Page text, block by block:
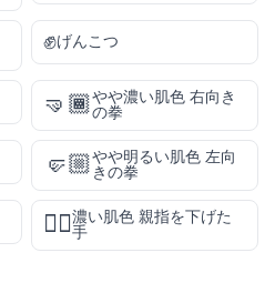
✊げんこつ
🤜🏾やや濃い肌色 右向き
の拳
🤛🏼やや明るい肌色 左向
きの拳
👎🏿濃い肌色 親指を下げた
手